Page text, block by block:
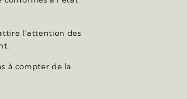
l’attention des
à compter de la